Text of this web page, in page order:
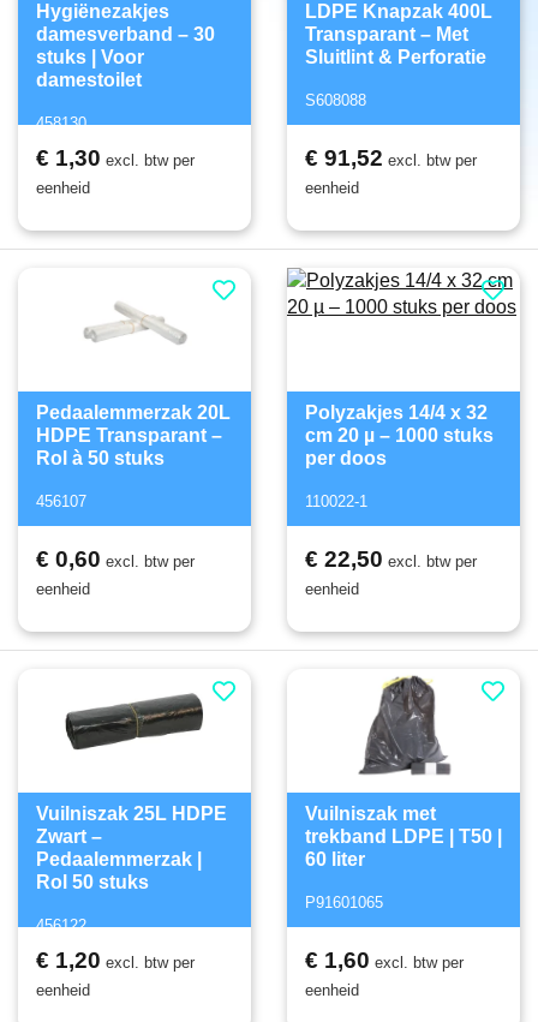
Hygiënezakjes
damesverband – 30
stuks | Voor
damestoilet
458130
€ 1,30 excl. btw per
eenheid
LDPE Knapzak 400L
Transparant – Met
Sluitlint & Perforatie
S608088
€ 91,52 excl. btw per
eenheid
Pedaalemmerzak 20L
HDPE Transparant –
Rol à 50 stuks
456107
€ 0,60 excl. btw per
eenheid
Polyzakjes 14/4 x 32
cm 20 µ – 1000 stuks
per doos
110022-1
€ 22,50 excl. btw per
eenheid
Vuilniszak 25L HDPE
Zwart –
Pedaalemmerzak |
Rol 50 stuks
456122
€ 1,20 excl. btw per
eenheid
Vuilniszak met
trekband LDPE | T50 |
60 liter
P91601065
€ 1,60 excl. btw per
eenheid